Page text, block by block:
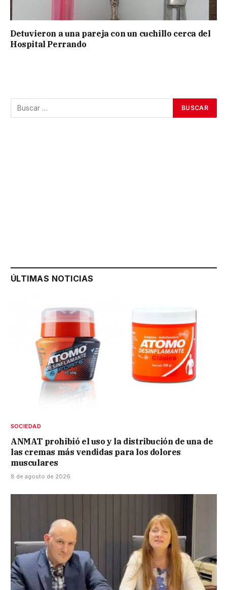
Detuvieron a una pareja con un cuchillo cerca del
Hospital Perrando
ÚLTIMAS NOTICIAS
SOCIEDAD
ANMAT prohibió el uso y la distribución de una de
las cremas más vendidas para los dolores
musculares
8 de agosto de 2026